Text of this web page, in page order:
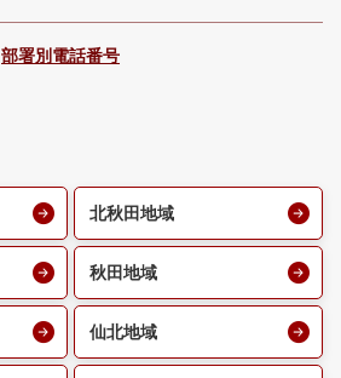
部署別電話番号
北秋田地域
秋田地域
仙北地域